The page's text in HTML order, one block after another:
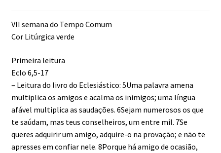
Pedidos de oração, testemunho ou música
VII semana do Tempo Comum
Cor Litúrgica verde
Primeira leitura
Eclo 6,5-17
– Leitura do livro do Eclesiástico: 5Uma palavra amena
multiplica os amigos e acalma os inimigos; uma língua
afável multiplica as saudações. 6Sejam numerosos os que
te saúdam, mas teus conselheiros, um entre mil. 7Se
queres adquirir um amigo, adquire-o na provação; e não te
apresses em confiar nele. 8Porque há amigo de ocasião,